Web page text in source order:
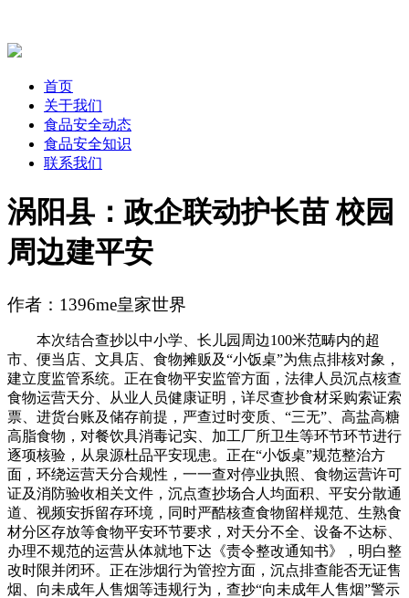
首页
关于我们
食品安全动态
食品安全知识
联系我们
涡阳县：政企联动护长苗 校园
周边建平安
作者：1396me皇家世界
本次结合查抄以中小学、长儿园周边100米范畴内的超
市、便当店、文具店、食物摊贩及“小饭桌”为焦点排核对象，
建立度监管系统。正在食物平安监管方面，法律人员沉点核查
食物运营天分、从业人员健康证明，详尽查抄食材采购索证索
票、进货台账及储存前提，严查过时变质、“三无”、高盐高糖
高脂食物，对餐饮具消毒记实、加工厂所卫生等环节环节进行
逐项核验，从泉源杜品平安现患。正在“小饭桌”规范整治方
面，环绕运营天分合规性，一一查对停业执照、食物运营许可
证及消防验收相关文件，沉点查抄场合人均面积、平安分散通
道、视频安拆留存环境，同时严酷核查食物留样规范、生熟食
材分区存放等食物平安环节要求，对天分不全、设备不达标、
办理不规范的运营从体就地下达《责令整改通知书》，明白整
改时限并闭环。正在涉烟行为管控方面，沉点排查能否无证售
烟、向未成年人售烟等违规行为，查抄“向未成年人售烟”警示